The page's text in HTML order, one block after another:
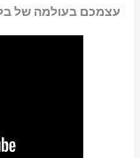
עצמכם בעולמה של